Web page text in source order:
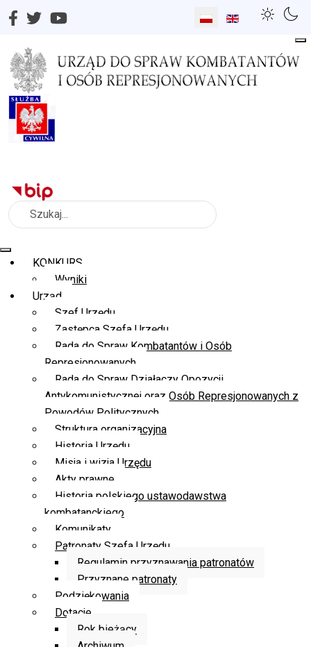
Wybierz swój język
Szukaj
KONKURS
Wyniki
Urząd
Szef Urzędu
Zastępca Szefa Urzędu
Rada do Spraw Kombatantów i Osób
Represjonowanych
Rada do Spraw Działaczy Opozycji
Antykomunistycznej oraz Osób Represjonowanych z
Powodów Politycznych
Struktura organizacyjna
Historia Urzędu
Misja i wizja Urzędu
Akty prawne
Historia polskiego ustawodawstwa
kombatanckiego
Komunikaty
Patronaty Szefa Urzędu
Regulamin przyznawania patronatów
Przyznane patronaty
Podziękowania
Dotacje
Rok bieżący
Archiwum